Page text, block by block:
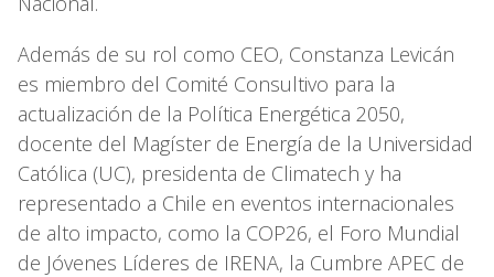
Además de su rol como CEO, Constanza Levicán
es miembro del Comité Consultivo para la
actualización de la Política Energética 2050,
docente del Magíster de Energía de la Universidad
Católica (UC), presidenta de Climatech y ha
representado a Chile en eventos internacionales
de alto impacto, como la COP26, el Foro Mundial
de Jóvenes Líderes de IRENA, la Cumbre APEC de